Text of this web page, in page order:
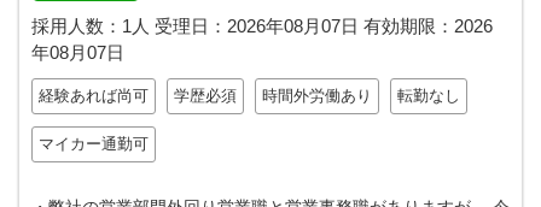
採用人数：1人 受理日： 2026年08月07日 有効期限： 2026
年08月07日
経験あれば尚可 学歴必須 時間外労働あり 転勤なし
マイカー通勤可